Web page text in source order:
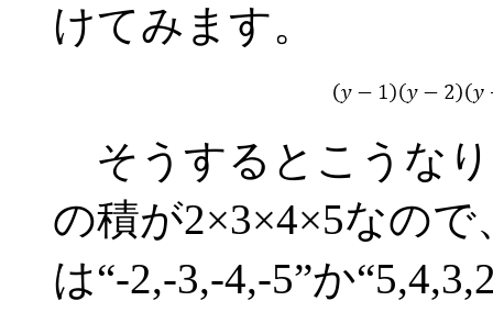
けてみます。
そうするとこうな
の積が2×3×4×5なの
は“-2,-3,-4,-5”か